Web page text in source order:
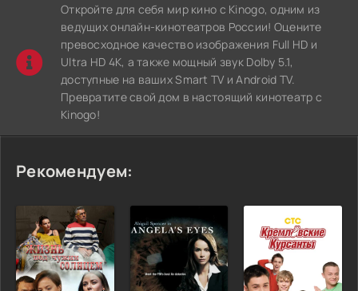
Откройте для себя мир кино с Kinogo, одним из
ведущих онлайн-кинотеатров России! Оцените
превосходное качество изображения Full HD и
Ultra HD 4K, а также мощный звук Dolby 5.1,
доступные на ваших Smart TV и Android TV.
Превратите свой дом в настоящий кинотеатр с
Kinogo!
Рекомендуем: